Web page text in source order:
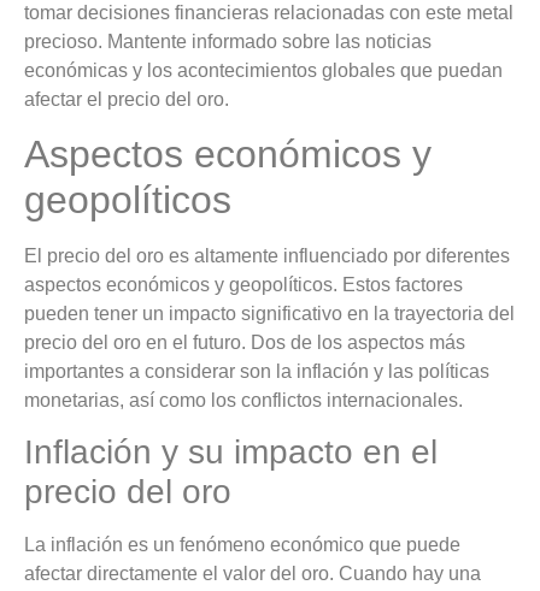
tomar decisiones financieras relacionadas con este metal
precioso. Mantente informado sobre las noticias
económicas y los acontecimientos globales que puedan
afectar el precio del oro.
Aspectos económicos y
geopolíticos
El precio del oro es altamente influenciado por diferentes
aspectos económicos y geopolíticos. Estos factores
pueden tener un impacto significativo en la trayectoria del
precio del oro en el futuro. Dos de los aspectos más
importantes a considerar son la inflación y las políticas
monetarias, así como los conflictos internacionales.
Inflación y su impacto en el
precio del oro
La inflación es un fenómeno económico que puede
afectar directamente el valor del oro. Cuando hay una